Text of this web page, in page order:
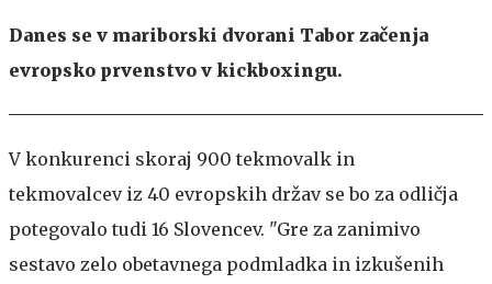
Danes se v mariborski dvorani Tabor začenja
evropsko prvenstvo v kickboxingu.
V konkurenci skoraj 900 tekmovalk in
tekmovalcev iz 40 evropskih držav se bo za odličja
potegovalo tudi 16 Slovencev. "Gre za zanimivo
sestavo zelo obetavnega podmladka in izkušenih